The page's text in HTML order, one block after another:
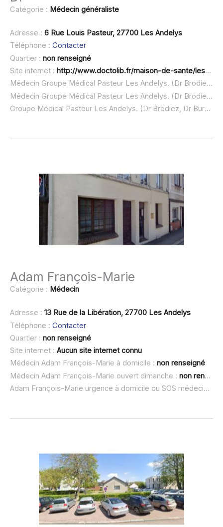
Catégorie : Médecin généraliste
Adresse : 6 Rue Louis Pasteur, 27700 Les Andelys
Téléphone : Contacter
Quartier : non renseigné
Site internet : http://www.doctolib.fr/maison-de-sante/les-andelys/maison-medicale-les-andelys
Médecin Groupe Médical Pasteur Les Andelys. (Dr Brodiez, Dr Bureaux, Dr à domicile :
Médecin Groupe Médical Pasteur Les Andelys. (Dr Brodiez, Dr Bureaux, Dr ouvert dimanche :
Groupe Médical Pasteur Les Andelys. (Dr Brodiez, Dr Bureaux, Dr urgence à domicile ou SOS médecin :
Adam François-Marie
Catégorie : Médecin
Adresse : 13 Rue de la Libération, 27700 Les Andelys
Téléphone : Contacter
Quartier : non renseigné
Site internet : Aucun site internet connu
Médecin Adam François-Marie à domicile : non renseigné
Médecin Adam François-Marie ouvert dimanche : non renseigné
Adam François-Marie urgence à domicile ou SOS médecin :